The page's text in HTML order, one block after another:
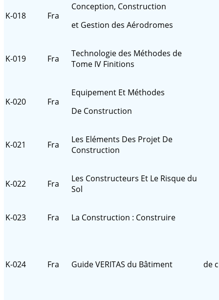
K-018 Fra
Conception, Construction
et Gestion des Aérodromes
K-019 Fra
Technologie des
Tome IV Finitions
K-020 Fra
Equipement Et Méthodes
De Construction
K-021 Fra
Les Eléments Des Projet De
Construction
K-022 Fra
Les Constructeurs Et Le Risque du
Sol
K-023 Fra La Construction : Construire
K-024 Fra Guide VERITAS du Bâtiment de